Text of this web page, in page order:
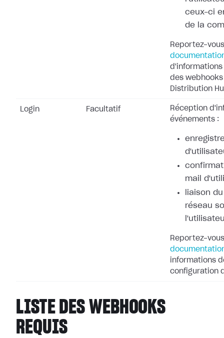
ceux-ci
de la
Reportez-
des
Distribution
Login Facultatif
Réception
événements :
mail
liaison
réseau
Reportez-
informations
configuration
LISTE DES WEBHOOKS
REQUIS